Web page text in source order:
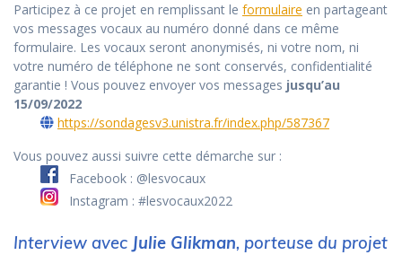
Participez à ce projet en remplissant le formulaire en partageant
vos messages vocaux au numéro donné dans ce même
formulaire. Les vocaux seront anonymisés, ni votre nom, ni
votre numéro de téléphone ne sont conservés, confidentialité
garantie ! Vous pouvez envoyer vos messages jusqu’au
15/09/2022
https://sondagesv3.unistra.fr/index.php/587367
Vous pouvez aussi suivre cette démarche sur :
Facebook : @lesvocaux
Instagram : #lesvocaux2022
Interview avec Julie Glikman, porteuse du projet